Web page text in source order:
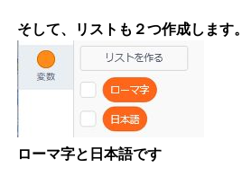
そして、リストも２つ作成します。
ローマ字と日本語です